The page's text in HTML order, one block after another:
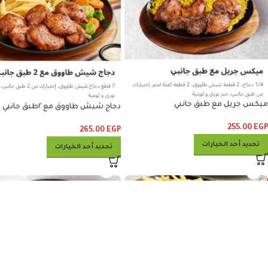
ميكس جريل مع طبق جانبي
255.00 EGP
تحديد أحد الخيارات
دجاج شيش طاووق مع ٢طبق جانبي
265.00 EGP
تحديد أحد الخيارات